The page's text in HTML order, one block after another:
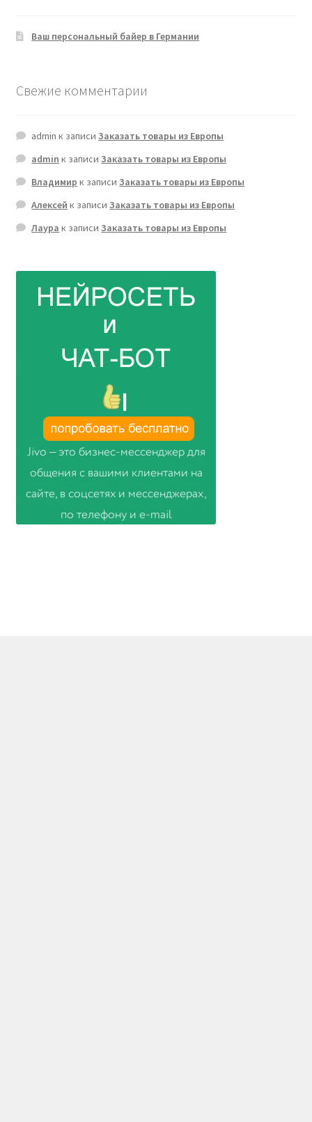
Ваш персональный байер в Германии
Свежие комментарии
admin к записиЗаказать товары из Европы
admin к записиЗаказать товары из Европы
Владимир к записиЗаказать товары из Европы
Алексей к записиЗаказать товары из Европы
Лаура к записиЗаказать товары из Европы